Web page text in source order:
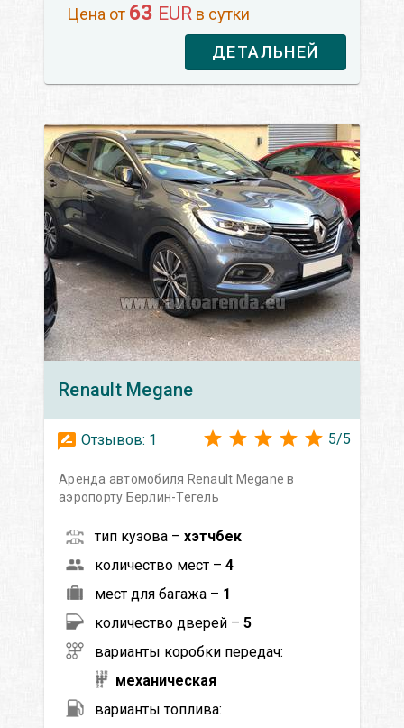
Цена от 63 EUR в сутки
ДЕТАЛЬНЕЙ
Renault Megane
Отзывов: 1 5/5
Аренда автомобиля Renault Megane в
аэропорту Берлин-Тегель
тип кузова – хэтчбек
количество мест – 4
мест для багажа – 1
количество дверей – 5
варианты коробки передач:
механическая
варианты топлива: